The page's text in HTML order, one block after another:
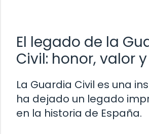
El legado de la
Civil: honor, valor
La Guardia Civil es una
ha dejado un legado
en la historia de España.